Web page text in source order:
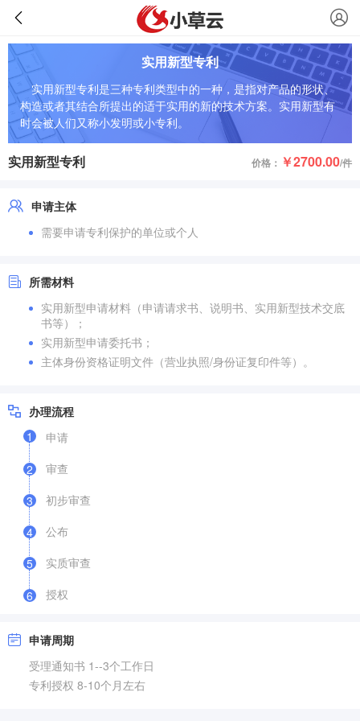
实用新型专利
实用新型专利是三种专利类型中的一种，是指对产品的形状、
构造或者其结合所提出的适于实用的新的技术方案。实用新型有
时会被人们又称小发明或小专利。
实用新型专利 价格： ￥2700.00/件
申请主体
需要申请专利保护的单位或个人
所需材料
实用新型申请材料（申请请求书、说明书、实用新型技术交底
书等）；
实用新型申请委托书；
主体身份资格证明文件（营业执照/身份证复印件等）。
办理流程
1
申请
2
审查
3
初步审查
4
公布
5
实质审查
6 授权
申请周期
受理通知书 1--3个工作日
专利授权 8-10个月左右